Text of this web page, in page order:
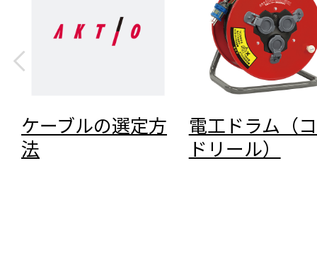
ケーブルの選定方
法
電工ドラム（
ドリール）